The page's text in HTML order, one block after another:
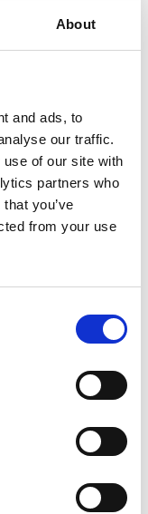
About
and ads, to
our traffic.
of our site with
partners who
you’ve
from your use
similaires
type V
Grâce àla
offre un confort de
repliée, cette
des roulettes de